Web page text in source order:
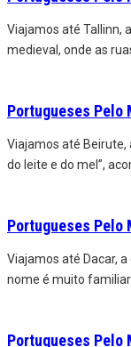
Viajamos até Tallinn,
medieval, onde as
Portugueses Pelo
Viajamos até Beirute,
do leite e do mel”,
Portugueses Pelo
Viajamos até Dacar,
nome é muito
Portugueses Pelo